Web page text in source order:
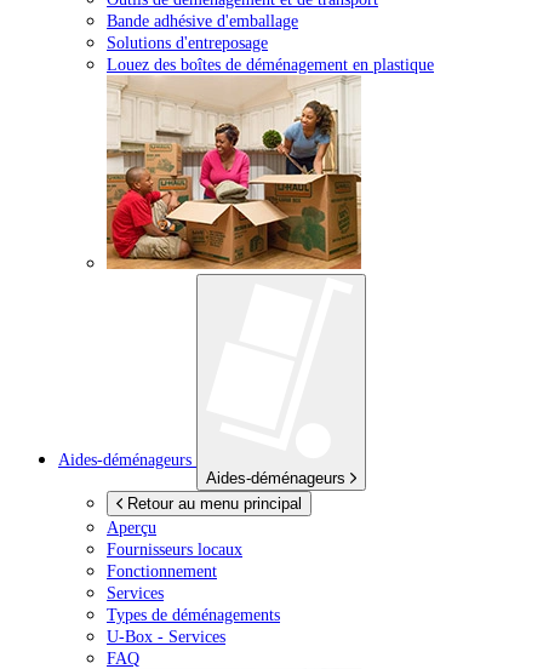
Bande adhésive d'emballage
Solutions d'entreposage
Louez des boîtes de déménagement en plastique
Aides-déménageurs
Aides-déménageurs
Retour au menu principal
Aperçu
Fournisseurs locaux
Fonctionnement
Services
Types de déménagements
U-Box - Services
FAQ